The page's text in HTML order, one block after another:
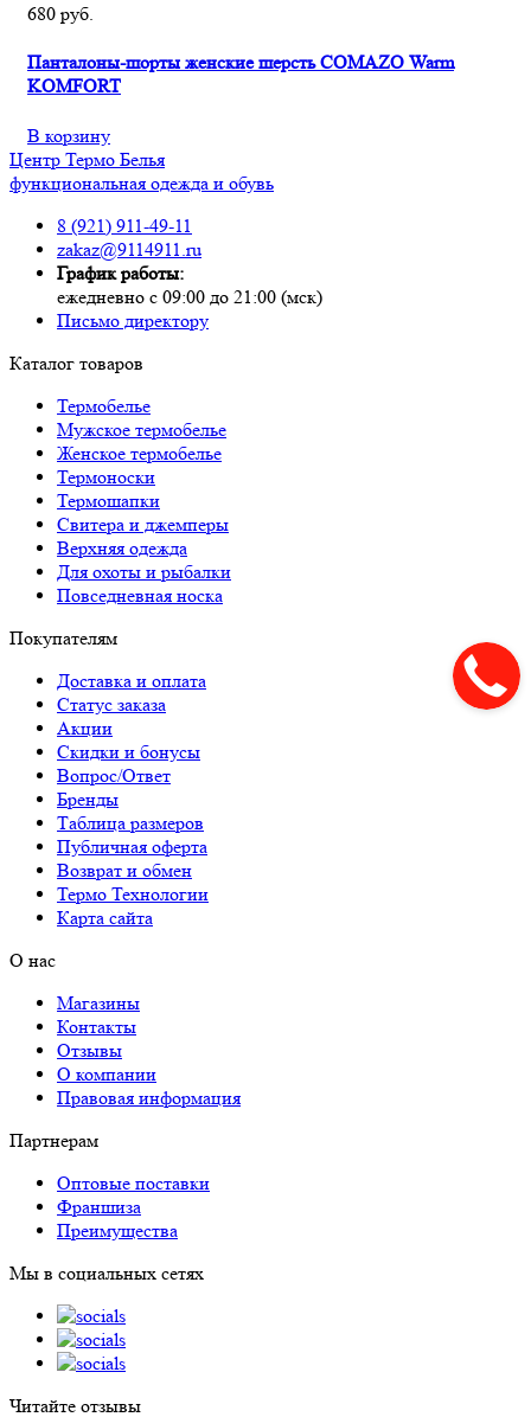
680 руб.
Панталоны-шорты женские шерсть COMAZO Warm
KOMFORT
В корзину
Центр Термо Белья
функциональная одежда и обувь
8 (921) 911-49-11
zakaz@9114911.ru
График работы:
ежедневно с 09:00 до 21:00 (мск)
Письмо директору
Каталог товаров
Термобелье
Мужское термобелье
Женское термобелье
Термоноски
Термошапки
Свитера и джемперы
Верхняя одежда
Для охоты и рыбалки
Повседневная носка
Покупателям
Доставка и оплата
Статус заказа
Акции
Скидки и бонусы
Вопрос/Ответ
Бренды
Таблица размеров
Публичная оферта
Возврат и обмен
Термо Технологии
Карта сайта
О нас
Магазины
Контакты
Отзывы
О компании
Правовая информация
Партнерам
Оптовые поставки
Франшиза
Преимущества
Мы в социальных сетях
Читайте отзывы